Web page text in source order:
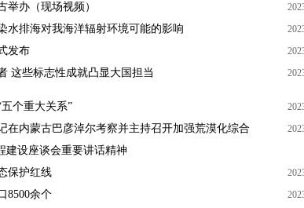
举办（现场视频）
水排海对我海洋辐射环境可能的影响
发布
这些标志性成就凸显大国担当
个重大关系”
在内蒙古巴彦淖尔考察并主持召开加强荒漠化综合
建设座谈会重要讲话精神
保护红线
8500余个